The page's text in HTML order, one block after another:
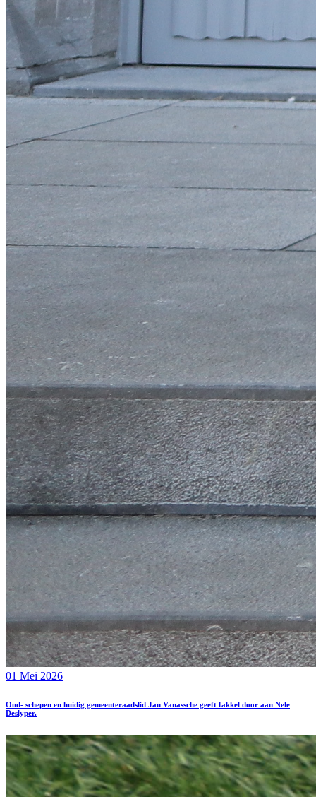
01 Mei 2026
Oud- schepen en huidig gemeenteraadslid Jan Vanassche geeft fakkel door aan Nele
Deslyper.